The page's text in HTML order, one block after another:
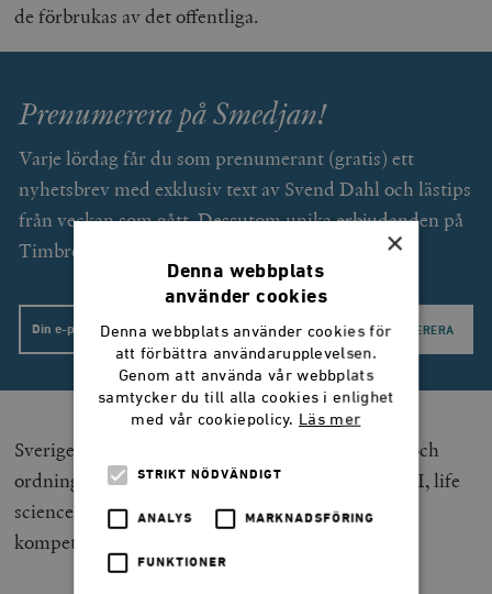
de förbrukas av det offentliga.
Prenumerera på Smedjan!
Varje lördag får du som prenumerant (gratis) ett
nyhetsbrev med exklusiv text av Svend Dahl och lästips
från veckan som gått. Dessutom unika erbjudanden på
Timbro förlags utgivning.
Email
Sverige behöver en regering som både klarar lag och
ordning, försvar och migration och som förstår AI, life
science, kapitalbildning, energi och
kompetensförsörjning.
×
Denna webbplats
använder cookies
Denna webbplats använder cookies för
att förbättra användarupplevelsen.
Genom att använda vår webbplats
samtycker du till alla cookies i enlighet
med vår cookiepolicy. Läs mer
STRIKT NÖDVÄNDIGT
ANALYS MARKNADSFÖRING
FUNKTIONER